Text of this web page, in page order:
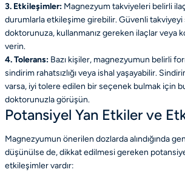
3. Etkileşimler: Magnezyum takviyeleri belirli
durumlarla etkileşime girebilir. Güvenli takviyeyi
doktorunuza, kullanmanız gereken ilaçlar veya
verin.
4. Tolerans: Bazı kişiler, magnezyumun belirli
sindirim rahatsızlığı veya ishal yaşayabilir.
varsa, iyi tolere edilen bir seçenek bulmak için
doktorunuzla görüşün.
Potansiyel Yan Etkiler ve
Magnezyumun önerilen dozlarda alındığında
düşünülse de, dikkat edilmesi gereken
etkileşimler vardır: